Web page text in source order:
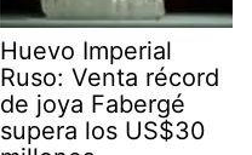
Huevo Imperial
Ruso: Venta récord
de joya Fabergé
supera los US$30